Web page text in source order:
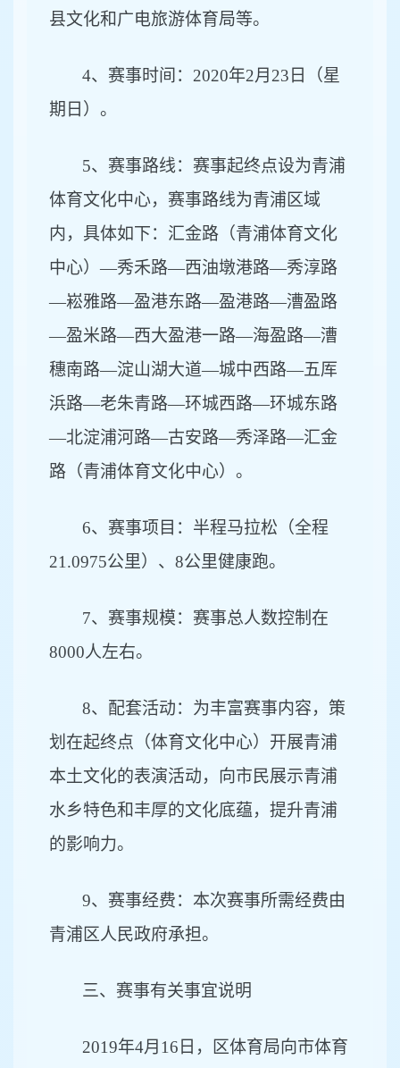
县文化和广电旅游体育局等。
4、赛事时间：2020年2月23日（星
期日）。
5、赛事路线：赛事起终点设为青浦
体育文化中心，赛事路线为青浦区域
内，具体如下：汇金路（青浦体育文化
中心）—秀禾路—西油墩港路—秀淳路
—崧雅路—盈港东路—盈港路—漕盈路
—盈米路—西大盈港一路—海盈路—漕
穗南路—淀山湖大道—城中西路—五厍
浜路—老朱青路—环城西路—环城东路
—北淀浦河路—古安路—秀泽路—汇金
路（青浦体育文化中心）。
6、赛事项目：半程马拉松（全程
21.0975公里）、8公里健康跑。
7、赛事规模：赛事总人数控制在
8000人左右。
8、配套活动：为丰富赛事内容，策
划在起终点（体育文化中心）开展青浦
本土文化的表演活动，向市民展示青浦
水乡特色和丰厚的文化底蕴，提升青浦
的影响力。
9、赛事经费：本次赛事所需经费由
青浦区人民政府承担。
三、赛事有关事宜说明
2019年4月16日，区体育局向市体育